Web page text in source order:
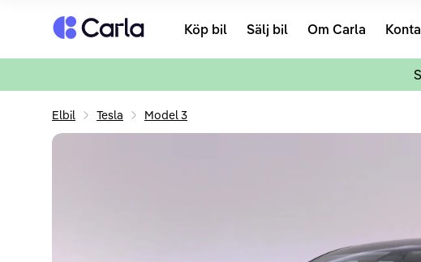
Tillbaka till startsidan Köp bil Sälj bil Om Carla
Elbil Tesla Model 3